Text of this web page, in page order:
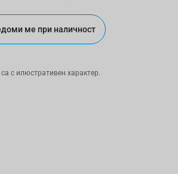
ме при наличност
с илюстративен характер.